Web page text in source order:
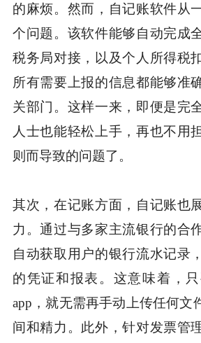
的麻烦。然而，自记账软件从
个问题。该软件能够自动完成
税务局对接，以及个人所得税
所有需要上报的信息都能够准
关部门。这样一来，即便是完
人士也能轻松上手，再也不用
则而导致的问题了。
其次，在记账方面，自记账也
力。通过与多家主流银行的合
自动获取用户的银行流水记录
的凭证和报表。这意味着，
app，就无需再手动上传任何文
间和精力。此外，针对发票管